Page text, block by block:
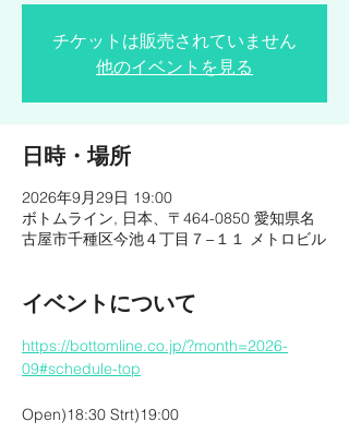
チケットは販売されていません
他のイベントを見る
日時・場所
2026年9月29日 19:00
ボトムライン, 日本、〒464-0850 愛知県名
古屋市千種区今池４丁目７−１１ メトロビル
イベントについて
https://bottomline.co.jp/?month=2026-
09#schedule-top
Open)18:30 Strt)19:00